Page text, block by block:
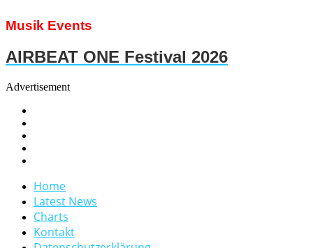
Musik Events
AIRBEAT ONE Festival 2026
Advertisement
Home
Latest News
Charts
Kontakt